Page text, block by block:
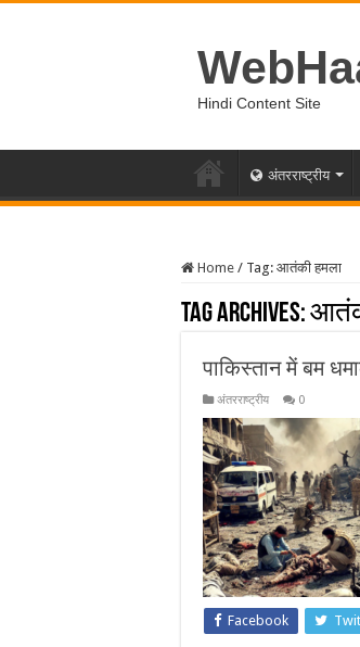
Hindi Content Site
अंतरराष्ट्रीय
Home / Tag: आतंकी हमला
Tag Archives:
पाकिस्तान में बम
अंतरराष्ट्रीय 0
Facebook